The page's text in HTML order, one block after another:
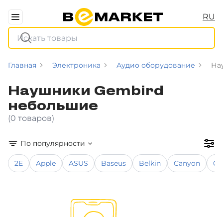
RU
Главная Электроника Аудио оборудование
Наушники Gembird
небольшие
(0 товаров)
По популярности
2E Apple ASUS Baseus Belkin Canyon